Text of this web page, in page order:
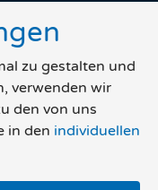
zu gestalten und
verwenden wir
den von uns
in den individuellen